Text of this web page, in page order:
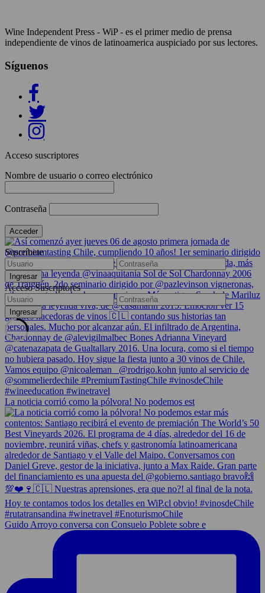
La noticia corrió como la pólvora! No podemos est
Guido Arroyo conversa con Consuelo Poblete sobre e
Wine Independent Press - WiP - es el primer medio de prensa
independiente de vinos de latinoamerica auspiciado por sus lectores.
Síguenos
Acceso suscriptores
Nombre de usuario o correo electrónico
Contraseña
Suscríbete
Acceso Suscriptores